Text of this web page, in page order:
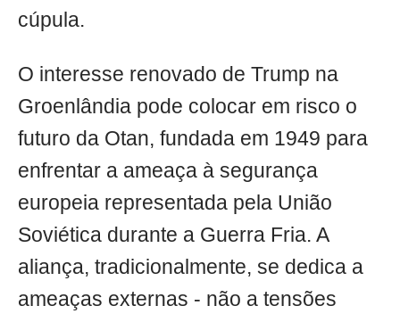
cúpula.
O interesse renovado de Trump na
Groenlândia pode colocar em risco o
futuro da Otan, fundada em 1949 para
enfrentar a ameaça à segurança
europeia representada pela União
Soviética durante a Guerra Fria. A
aliança, tradicionalmente, se dedica a
ameaças externas - não a tensões